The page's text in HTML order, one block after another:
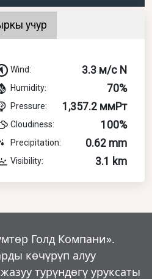
учур
Wind: 3.3 м/с N
Humidity: 70%
Pressure: 1,357.2 ммРт
Cloudiness: 100%
Precipitation: 0.62 mm
Visibility: 3.1 km
Голд Компани».
көчүрүп алуу
турүндөгү уруксаты